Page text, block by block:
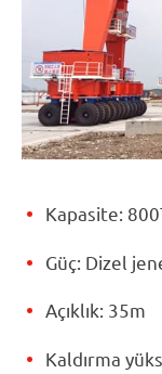
Kapasite:
Güç: Dizel
Açıklık: 35m
Kaldırma